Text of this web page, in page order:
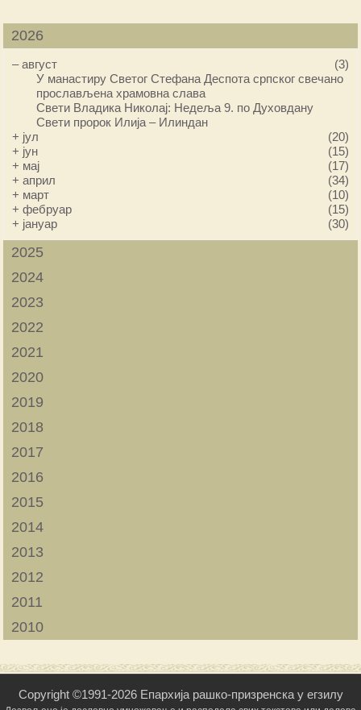
2026
–август
(3)
У манастиру Светог Стефана Деспота српског свечано
прослављена храмовна слава
Свети Владика Николај: Недеља 9. по Духовдану
Свети пророк Илија – Илиндан
+ јул
(20)
+ јун
(15)
+ мај
(17)
+април
(34)
+ март
(10)
+фебруар
(15)
+ јануар (30)
2025
2024
2023
2022
2021
2020
2019
2018
2017
2016
2015
2014
2013
2012
2011
2010
Copyright ©1991-2026 Епархија рашко-призренска у егзилу